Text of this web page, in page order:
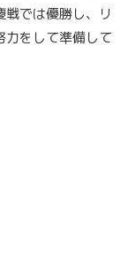
では優勝し、リ
力をして準備して